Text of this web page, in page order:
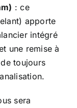
: ce
apporte
intégré
une remise à
toujours
sera